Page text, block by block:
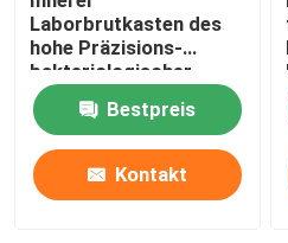
Laborbrutkasten des
hohe Präzisions-
bakteriologischer
Brutkasten-SUS304
Bestpreis
Kontakt